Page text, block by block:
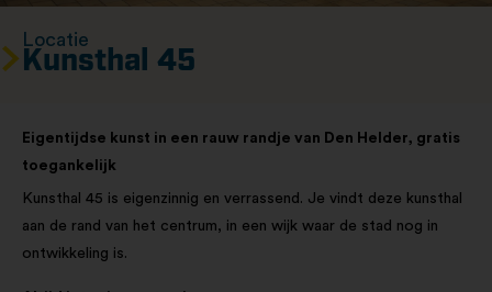
Locatie
Kunsthal 45
Eigentijdse kunst in een rauw randje van Den Helder, gratis
toegankelijk
Kunsthal 45 is eigenzinnig en verrassend. Je vindt deze kunsthal
aan de rand van het centrum, in een wijk waar de stad nog in
ontwikkeling is.